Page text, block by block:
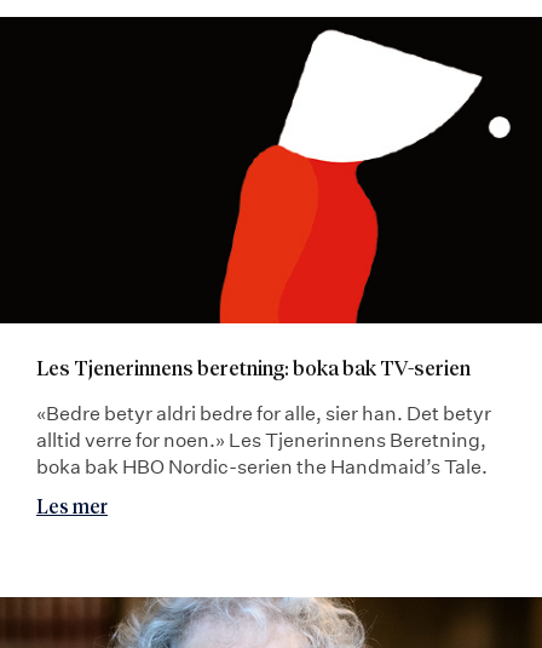
Les Tjenerinnens beretning: boka bak TV-serien
«Bedre betyr aldri bedre for alle, sier han. Det betyr
alltid verre for noen.» Les Tjenerinnens Beretning,
boka bak HBO Nordic-serien the Handmaid’s Tale.
Les mer